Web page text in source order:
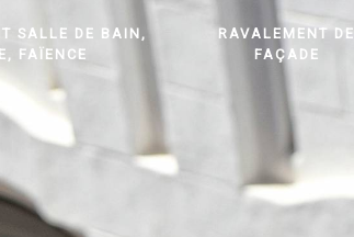
SALLE DE BAIN,
FAÏENCE
RAVALEMENT DE
FAÇADE